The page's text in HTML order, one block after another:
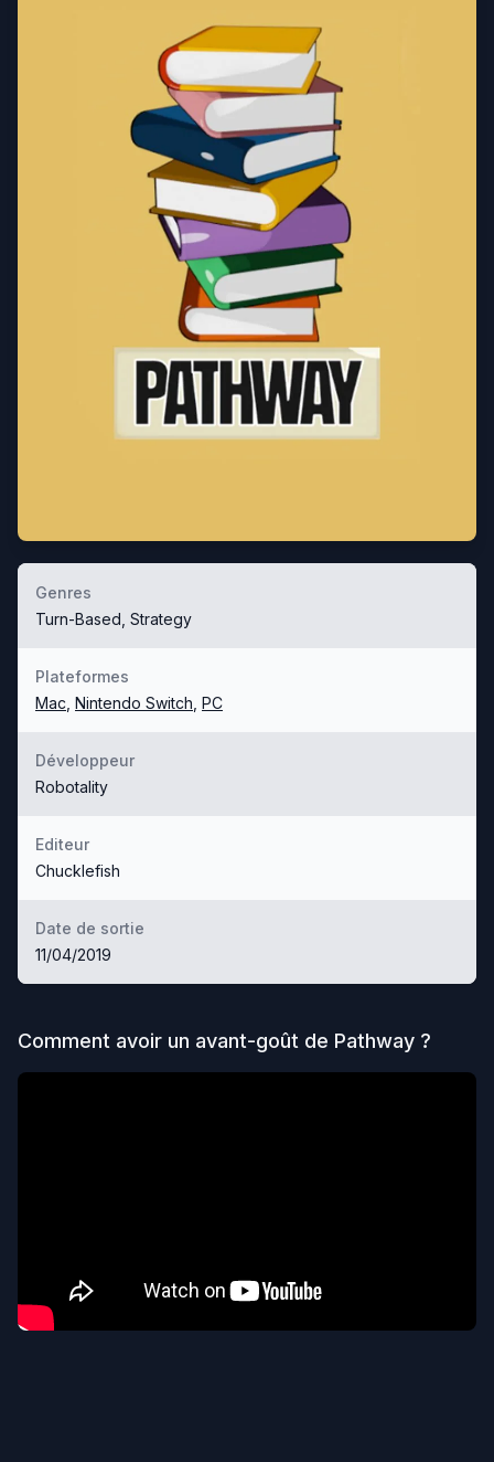
Genres
Turn-Based, Strategy
Plateformes
Mac Nintendo Switch PC
Développeur
Robotality
Editeur
Chucklefish
Date de sortie
11/04/2019
Comment avoir un avant-goût de Pathway ?